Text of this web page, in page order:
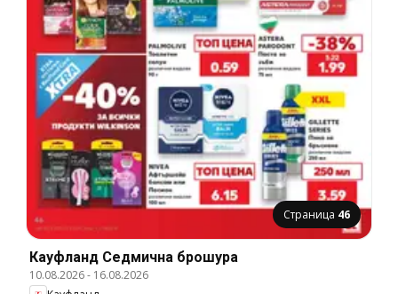
Страница 46
Кауфланд Cедмична брошура
10.08.2026- 16.08.2026